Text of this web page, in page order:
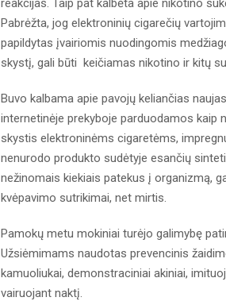
reakcijas. Taip pat kalbėta apie nikotino
Pabrėžta, jog elektroninių cigarečių
papildytas įvairiomis nuodingomis
skystį, gali būti keičiamas nikotino ir kitų
Buvo kalbama apie pavojų keliančias
internetinėje prekyboje parduodamos kaip
skystis elektroninėms cigaretėms,
nenurodo produkto sudėtyje esančių
nežinomais kiekiais patekus į organizmą,
kvėpavimo sutrikimai, net mirtis.
Pamokų metu mokiniai turėjo galimybę
Užsiėmimams naudotas prevencinis
kamuoliukai, demonstraciniai akiniai,
vairuojant naktį.